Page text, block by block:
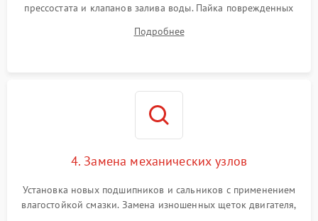
прессостата и клапанов залива воды. Пайка поврежденных
Восстановление целостности проводки и контактов.
Подробнее
4. Замена механических узлов
Установка новых подшипников и сальников с применением
влагостойкой смазки. Замена изношенных щеток двигателя,